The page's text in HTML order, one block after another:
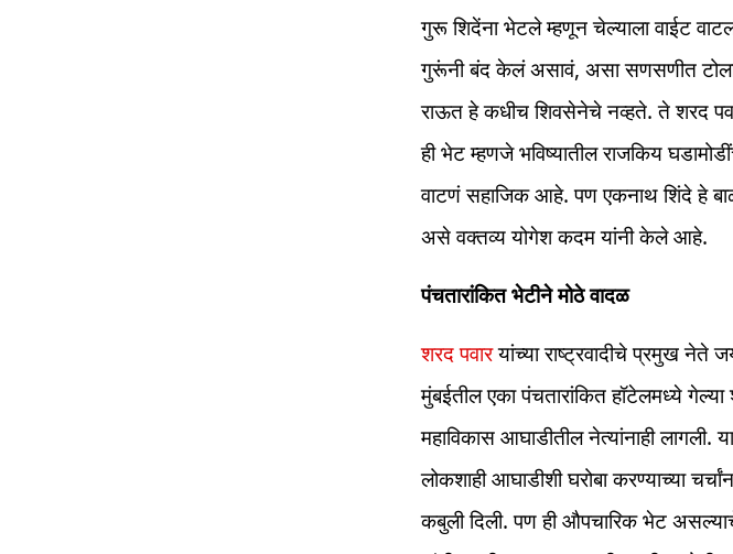
गुरू शिदेंना भेटले म्हणून चेल्याला वाईट
गुरूंनी बंद केलं असावं, असा सणसणीत
राऊत हे कधीच शिवसेनेचे नव्हते. ते शरद
ही भेट म्हणजे भविष्यातील राजकिय
वाटणं सहाजिक आहे. पण एकनाथ शिंदे हे
असे वक्तव्य योगेश कदम यांनी केले आहे.
पंचतारांकित भेटीने मोठे वादळ
शरद पवारयांच्या राष्ट्रवादीचे प्रमुख नेते
मुंबईतील एका पंचतारांकित हॉटेलमध्ये
महाविकास आघाडीतील नेत्यांनाही लागली.
लोकशाही आघाडीशी घरोबा करण्याच्या
कबुली दिली. पण ही औपचारिक भेट